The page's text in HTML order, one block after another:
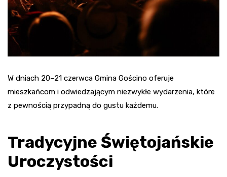
W dniach 20–21 czerwca Gmina Gościno oferuje
mieszkańcom i odwiedzającym niezwykłe wydarzenia, które
z pewnością przypadną do gustu każdemu.
Tradycyjne Świętojańskie
Uroczystości